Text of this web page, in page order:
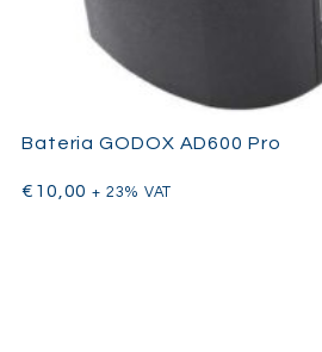
Bateria GODOX AD600 Pro
€ 10,00 + 23% VAT